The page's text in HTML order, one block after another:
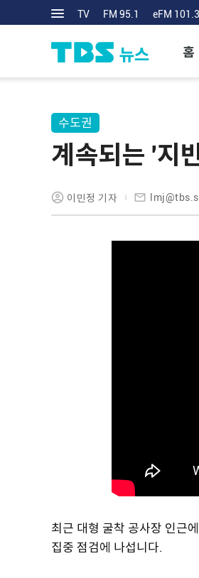
TV FM 95.1 eFM 101.3
홈
수도권
계속되는 '지
이민정 기자
최근 대형 굴착 공사장 인근
집중 점검에 나섭니다.